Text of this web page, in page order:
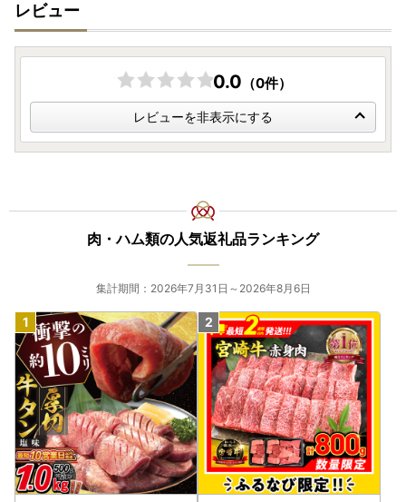
レビュー
0.0 （0件）
レビューを非表示にする
肉・ハム類の人気返礼品ランキング
集計期間：2026年7月31日～2026年8月6日